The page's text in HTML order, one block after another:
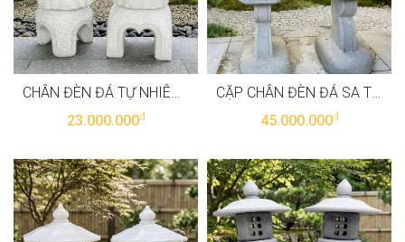
CHÂN ĐÈN ĐÁ TỰ NHIÊN NGUYÊN KHỐI, CAO 55CM T3898
23.000.000đ
CẶP CHÂN ĐÈN ĐÁ SA THẠCH TỰ NHIÊN NGUYÊN KHỐI, CAO 100CM T3897
45.000.000đ